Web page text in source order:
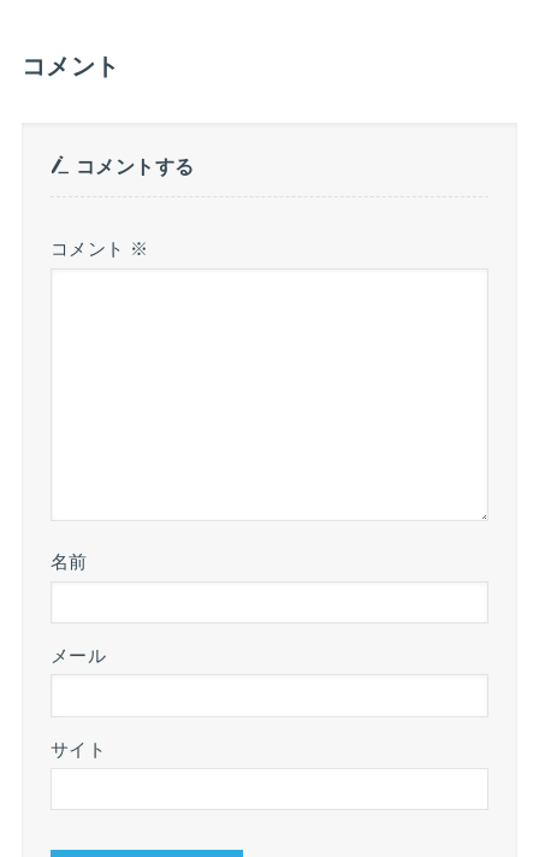
コメント
コメントする
コメント ※
名前
メール
サイト